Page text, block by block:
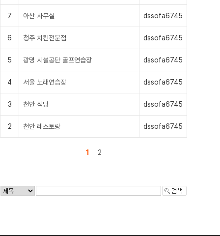
7 아산 사무실 dssofa6745
6 청주 치킨전문점 dssofa6745
5 광명 시설공단 골프연습장 dssofa6745
4 서울 노래연습장 dssofa6745
3 천안 식당 dssofa6745
2 천안 레스토랑 dssofa6745
1 2